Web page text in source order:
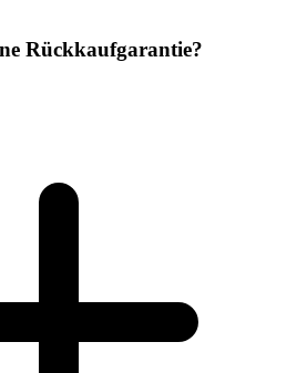
Rückkaufgarantie?